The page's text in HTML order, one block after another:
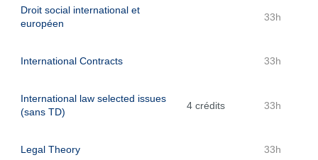
Droit social international et
européen
33h
International Contracts 33h
International law selected issues
(sans TD)
4 crédits 33h
Legal Theory 33h